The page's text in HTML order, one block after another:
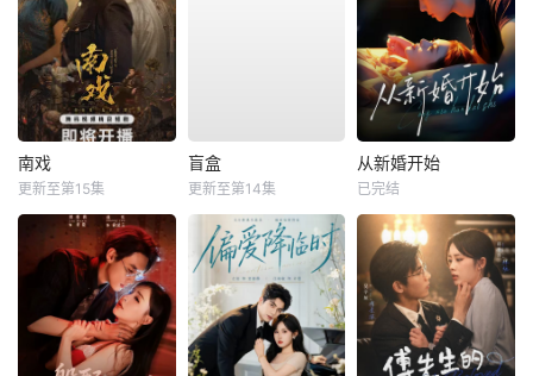
南戏
更新至第15集
盲盒
更新至第14集
从新婚开始
已完结